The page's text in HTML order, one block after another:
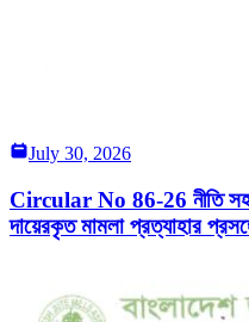
July 30, 2026
Circular No 86-26 নীতি
দায়েরকৃত মামলা প্রত্যাহার